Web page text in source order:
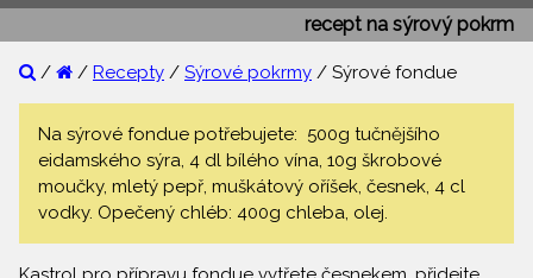
recept na sýrový pokrm
/ / Recepty / Sýrové pokrmy / Sýrové fondue
Na sýrové fondue potřebujete: 500g tučnějšího
eidamského sýra, 4 dl bílého vína, 10g škrobové
moučky, mletý pepř, muškátový oříšek, česnek, 4 cl
vodky. Opečený chléb: 400g chleba, olej.